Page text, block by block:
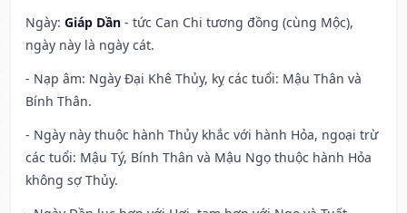
Ngày: Giáp Dần - tức Can Chi tương đồng (cùng Mộc),
ngày này là ngày cát.
- Nạp âm: Ngày Đại Khê Thủy, kỵ các tuổi: Mậu Thân và
Bính Thân.
- Ngày này thuộc hành Thủy khắc với hành Hỏa, ngoại trừ
các tuổi: Mậu Tý, Bính Thân và Mậu Ngọ thuộc hành Hỏa
không sợ Thủy.